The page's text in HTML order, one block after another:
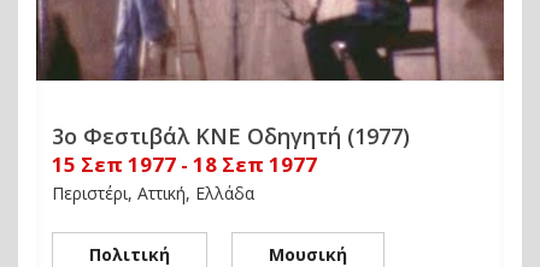
3ο Φεστιβάλ ΚΝΕ Οδηγητή (1977)
15 Σεπ 1977 - 18 Σεπ 1977
Περιστέρι, Αττική, Ελλάδα
Πολιτική Μουσική